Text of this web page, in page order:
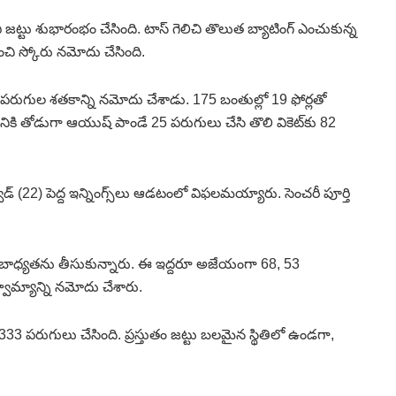
శుభారంభం చేసింది. టాస్ గెలిచి తొలుత బ్యాటింగ్ ఎంచుకున్న
స్కోరు నమోదు చేసింది.
శతకాన్ని నమోదు చేశాడు. 175 బంతుల్లో 19 ఫోర్లతో
తోడుగా ఆయుష్ పాండే 25 పరుగులు చేసి తొలి వికెట్‌కు 82
పెద్ద ఇన్నింగ్స్‌లు ఆడటంలో విఫలమయ్యారు. సెంచరీ పూర్తి
బాధ్యతను తీసుకున్నారు. ఈ ఇద్దరూ అజేయంగా 68, 53
నమోదు చేశారు.
చేసింది. ప్రస్తుతం జట్టు బలమైన స్థితిలో ఉండగా,